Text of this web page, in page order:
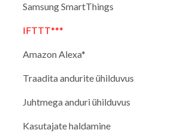
Samsung SmartThings
IFTTT***
Amazon Alexa*
Traadita andurite ühilduvus
Juhtmega anduri ühilduvus
Kasutajate haldamine